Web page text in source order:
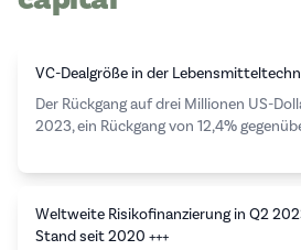
VC-Dealgröße in der
Der Rückgang auf drei Millionen US-
2023, ein Rückgang von 12,4%
Weltweite Risikofinanzierung in Q2
Stand seit 2020 +++